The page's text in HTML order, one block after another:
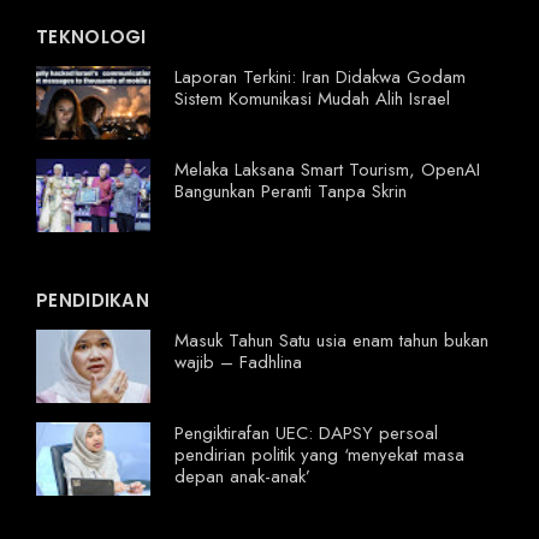
TEKNOLOGI
Laporan Terkini: Iran Didakwa Godam
Sistem Komunikasi Mudah Alih Israel
Melaka Laksana Smart Tourism, OpenAI
Bangunkan Peranti Tanpa Skrin
PENDIDIKAN
Masuk Tahun Satu usia enam tahun bukan
wajib – Fadhlina
Pengiktirafan UEC: DAPSY persoal
pendirian politik yang ‘menyekat masa
depan anak-anak’